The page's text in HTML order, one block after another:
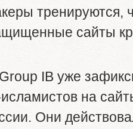
тренируются,
сайты
IB уже
на
Они